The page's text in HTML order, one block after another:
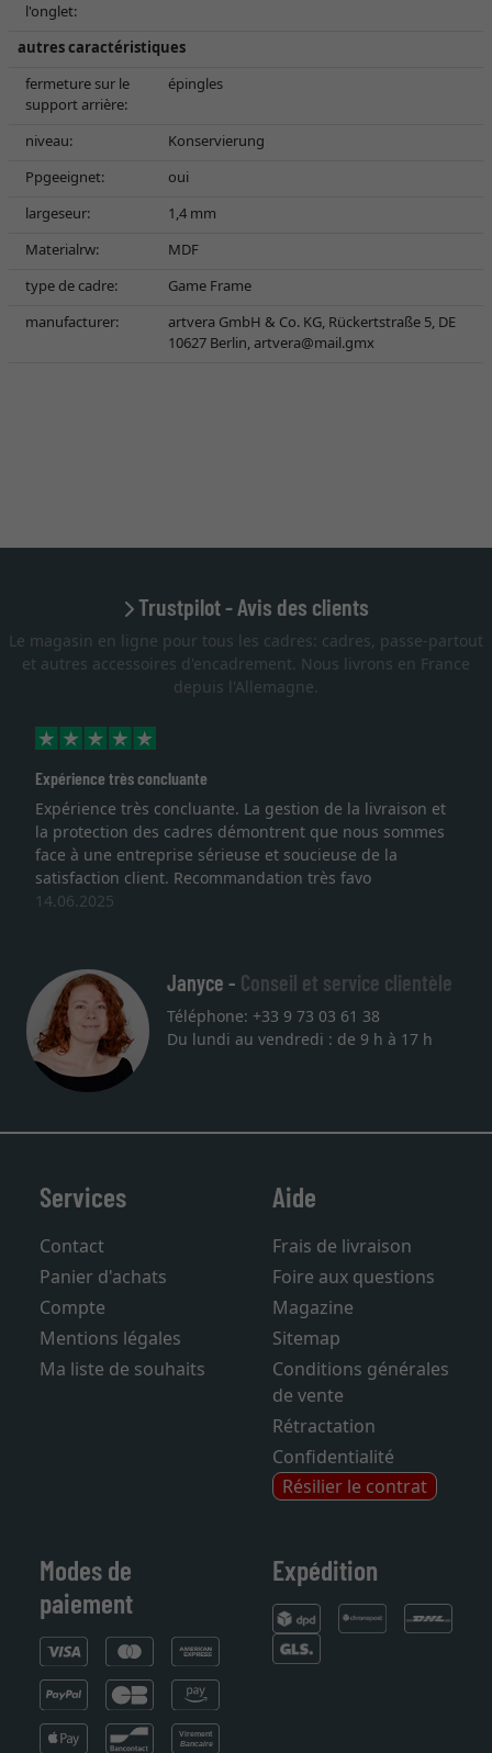
l'onglet:
autres caractéristiques
fermeture sur le
support arrière:
épingles
niveau:
Konservierung
Ppgeeignet:
oui
largeseur:
1,4 mm
Materialrw:
MDF
type de cadre:
Game Frame
manufacturer:
artvera GmbH & Co. KG, Rückertstraße 5, DE
10627 Berlin,artvera@mail.gmx
Trustpilot - Avis des clients
Le magasin en ligne pour tous les cadres: cadres, passe-partout
et autres accessoires d'encadrement. Nous livrons en France
depuis l'Allemagne.
Expérience très concluante
Expérience très concluante. La gestion de la livraison et
la protection des cadres démontrent que nous sommes
face à une entreprise sérieuse et soucieuse de la
satisfaction client. Recommandation très favo
14.06.2025
Janyce - Conseil et service clientèle
Téléphone: +33 9 73 03 61 38
Du lundi au vendredi : de 9 h à 17 h
Services
Contact
Panier d'achats
Compte
Mentions légales
Ma liste de souhaits
Aide
Frais de livraison
Foire aux questions
Magazine
Sitemap
Conditions générales
de vente
Rétractation
Confidentialité
Résilier le contrat
Modes de
paiement
Expédition